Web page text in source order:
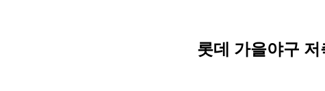
롯데 가을야구 저